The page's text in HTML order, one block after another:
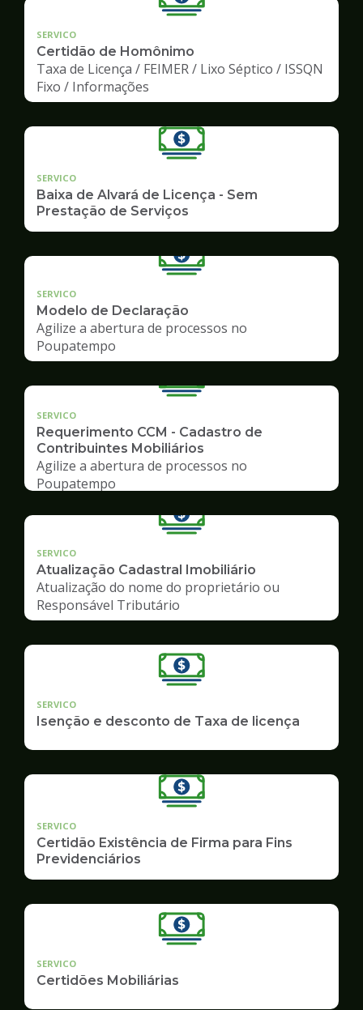
SERVICO
Certidão de Homônimo
Taxa de Licença / FEIMER / Lixo Séptico / ISSQN
Fixo / Informações
SERVICO
Baixa de Alvará de Licença - Sem
Prestação de Serviços
SERVICO
Modelo de Declaração
Agilize a abertura de processos no
Poupatempo
SERVICO
Requerimento CCM - Cadastro de
Contribuintes Mobiliários
Agilize a abertura de processos no
Poupatempo
SERVICO
Atualização Cadastral Imobiliário
Atualização do nome do proprietário ou
Responsável Tributário
SERVICO
Isenção e desconto de Taxa de licença
SERVICO
Certidão Existência de Firma para Fins
Previdenciários
SERVICO
Certidões Mobiliárias